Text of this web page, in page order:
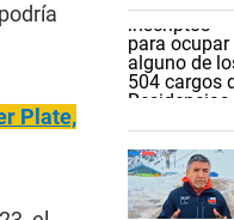
Plate,